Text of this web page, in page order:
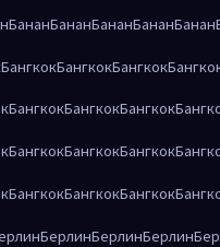
БананБананБананБананБанан
БангкокБангкокБангкок
БангкокБангкокБангкок
БангкокБангкокБангкок
БангкокБангкокБангкок
БерлинБерлинБерлин